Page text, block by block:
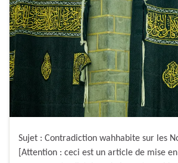
Sujet : Contradiction wahhabite sur les
[Attention : ceci est un article de mise